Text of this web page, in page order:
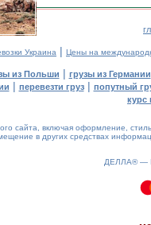
Украина | Цены на
из Польши | грузы из Германии
| перевезти груз| попутный
курс
сайта, включая оформление,
в других средствах
ДЕЛЛА® —